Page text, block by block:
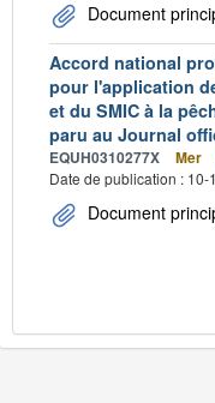
Document
Accord national
pour l'application
et du SMIC à la
paru au Journal
EQUH0310277X Mer
Date de publication : 10-
Document